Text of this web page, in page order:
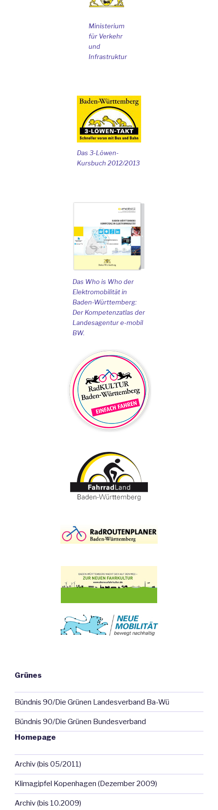
Ministerium
für Verkehr
und
Infrastruktur
Das 3-Löwen-
Kursbuch 2012/2013
Das Who is Who der
Elektromobilität in
Baden-Württemberg:
Der Kompetenzatlas der
Landesagentur e-mobil
BW.
Grünes
Bündnis 90/Die Grünen Landesverband Ba-Wü
Bündnis 90/Die Grünen Bundesverband
Homepage
Archiv (bis 05/2011)
Klimagipfel Kopenhagen (Dezember 2009)
Archiv (bis 10.2009)